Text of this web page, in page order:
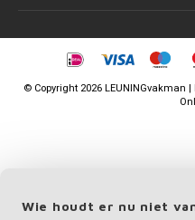
© Copyright 2026 LEUNINGvakman
Wie houdt er nu niet